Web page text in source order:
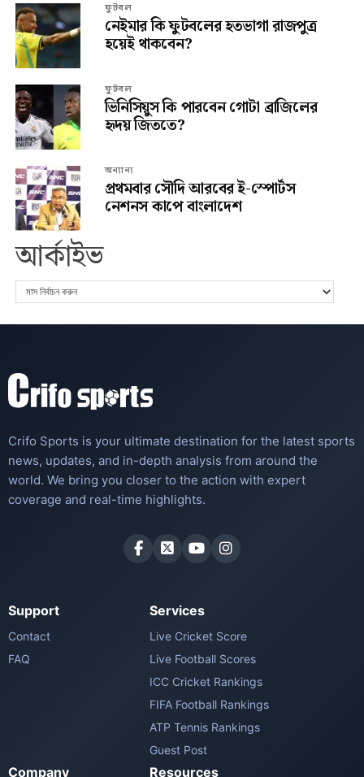
ফুটবল
নেইমার কি ফুটবলের হতভাগা রাজপুত্র
হয়েই থাকবেন?
ফুটবল
ভিনিসিয়ুস কি পারবেন গোটা ব্রাজিলের
হৃদয় জিততে?
অন্যান্য
প্রথমবার সৌদি আরবের ই-স্পোর্টস
নেশনস কাপে বাংলাদেশ
আর্কাইভ
Crifo Sports is your ultimate destination for the latest sports
news, updates, and in-depth analysis from around the
world. We bring you closer to the action with expert
coverage and real-time highlights.
Support
Contact
FAQ
Services
Live Cricket Score
Live Football Scores
ICC Cricket Rankings
FIFA Football Rankings
ATP Tennis Rankings
Guest Post
Company Resources